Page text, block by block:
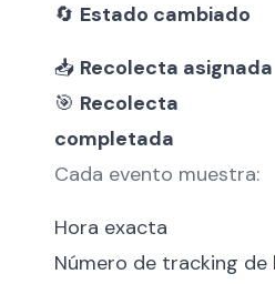
🔄 Estado cambiado
📥 Recolecta asignada
🎯 Recolecta
completada
Cada evento muestra:
Hora exacta
Número de tracking de